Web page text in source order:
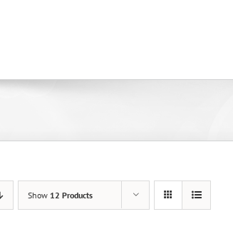
Show 12 Products